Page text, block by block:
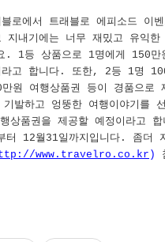
로에서 트래블로 에피소드 이
지내기에는 너무 재밌고 유익한
. 1등 상품으로 1명에게 150만
라고 합니다. 또한, 2등 1명
원 여행상품권 등이 경품으로
발하고 엉뚱한 여행이야기를 선
상품권을 제공할 예정이라고
터 12월31일까지입니다. 좀더
www.travelro.co.kr )